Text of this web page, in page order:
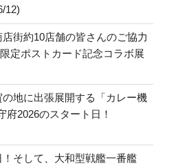
12)
店街約10店舗の皆さんのご協力
定ポストカード記念コラボ展
の地に出張展開する「カレー機
府2026のスタート日！
！そして、大和型戦艦一番艦